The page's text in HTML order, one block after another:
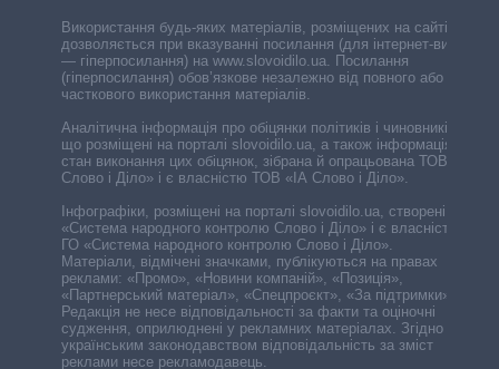
Використання будь-яких матеріалів, розміщених на сайті,
дозволяється при вказуванні посилання (для інтернет-видань
— гіперпосилання) на www.slovoidilo.ua. Посилання
(гіперпосилання) обов’язкове незалежно від повного або
часткового використання матеріалів.
Аналітична інформація про обіцянки політиків і чиновників,
що розміщені на порталі slovoidilo.ua, а також інформація про
стан виконання цих обіцянок, зібрана й опрацьована ТОВ «ІА
Слово і Діло» і є власністю ТОВ «ІА Слово і Діло».
Інфографіки, розміщені на порталі slovoidilo.ua, створені ГО
«Система народного контролю Слово і Діло» і є власністю
ГО «Система народного контролю Слово і Діло».
Матеріали, відмічені значками, публікуються на правах
реклами: «Промо», «Новини компаній», «Позиція»,
«Партнерський матеріал», «Спецпроєкт», «За підтримки».
Редакція не несе відповідальності за факти та оціночні
судження, оприлюднені у рекламних матеріалах. Згідно з
українським законодавством відповідальність за зміст
реклами несе рекламодавець.